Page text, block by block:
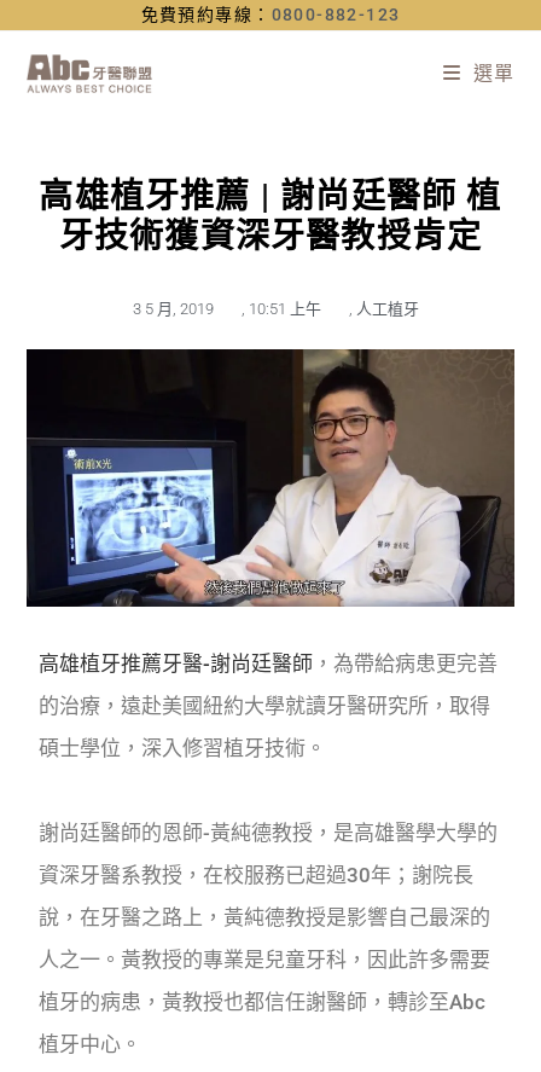
免費預約專線： 0800-882-123
選單
高雄植牙推薦 | 謝尚廷醫師 植
牙技術獲資深牙醫教授肯定
3 5 月, 2019 , 10:51 上午 , 人工植牙
高雄植牙推薦牙醫-謝尚廷醫師 ，為帶給病患更完善
的治療，遠赴美國紐約大學就讀牙醫研究所，取得
碩士學位， 深入修習植牙技術。
謝尚廷醫師的恩師-黃純德教授， 是高雄醫學大學的
資深牙醫系教授，在校服務已超過30年； 謝院長
說，在牙醫之路上，黃純德教授是影響自己最深的
人之一。 黃教授的專業是兒童牙科，因此許多需要
植牙的病患， 黃教授也都信任謝醫師，轉診至Abc
植牙中心。